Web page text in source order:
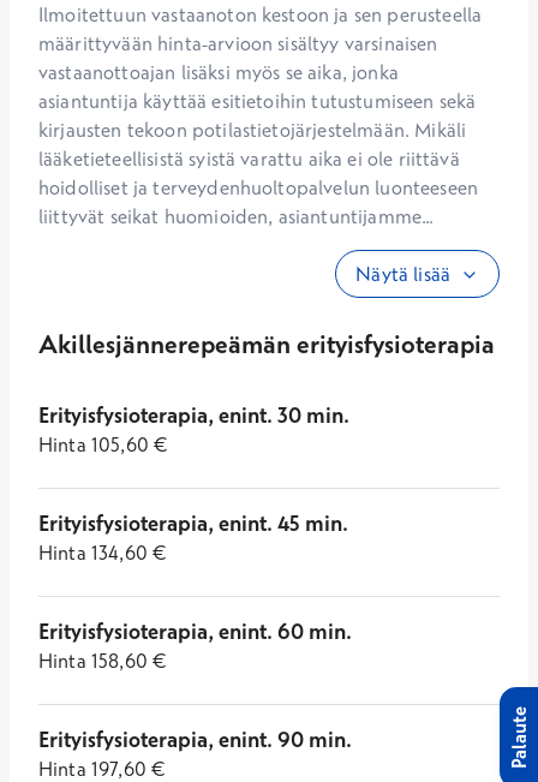
Ilmoitettuun vastaanoton kestoon ja sen perusteella
määrittyvään hinta-arvioon sisältyy varsinaisen
vastaanottoajan lisäksi myös se aika, jonka
asiantuntija käyttää esitietoihin tutustumiseen sekä
kirjausten tekoon potilastietojärjestelmään. Mikäli
lääketieteellisistä syistä varattu aika ei ole riittävä
hoidolliset ja terveydenhuoltopalvelun luonteeseen
liittyvät seikat huomioiden, asiantuntijamme...
Näytä lisää
Akillesjännerepeämän erityisfysioterapia
Erityisfysioterapia, enint. 30 min.
Hinta 105,60 €
Erityisfysioterapia, enint. 45 min.
Hinta 134,60 €
Erityisfysioterapia, enint. 60 min.
Hinta 158,60 €
Erityisfysioterapia, enint. 90 min.
Hinta 197,60 € Palaute